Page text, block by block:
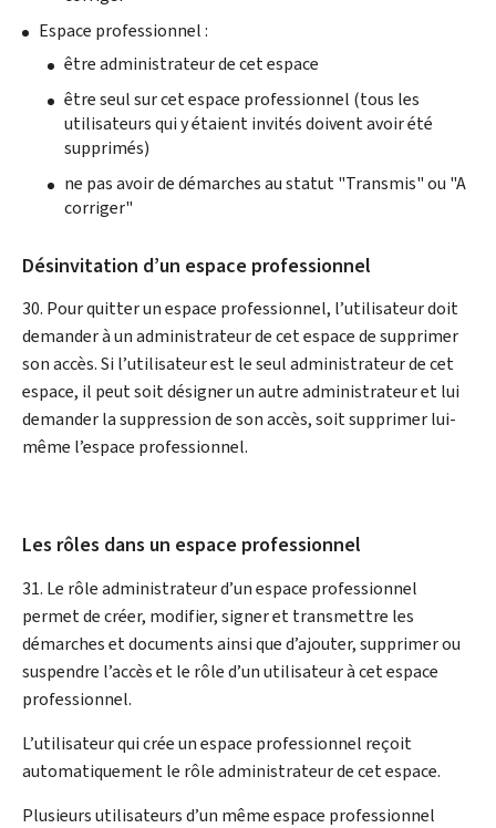
Espace professionnel :
être administrateur de cet espace
être seul sur cet espace professionnel (tous les
utilisateurs qui y étaient invités doivent avoir été
supprimés)
ne pas avoir de démarches au statut "Transmis" ou "A
corriger"
Désinvitation d’un espace professionnel
30. Pour quitter un espace professionnel, l’utilisateur doit
demander à un administrateur de cet espace de supprimer
son accès. Si l’utilisateur est le seul administrateur de cet
espace, il peut soit désigner un autre administrateur et lui
demander la suppression de son accès, soit supprimer lui-
même l’espace professionnel.
Les rôles dans un espace professionnel
31. Le rôle administrateur d’un espace professionnel
permet de créer, modifier, signer et transmettre les
démarches et documents ainsi que d’ajouter, supprimer ou
suspendre l’accès et le rôle d’un utilisateur à cet espace
professionnel.
L’utilisateur qui crée un espace professionnel reçoit
automatiquement le rôle administrateur de cet espace.
Plusieurs utilisateurs d’un même espace professionnel